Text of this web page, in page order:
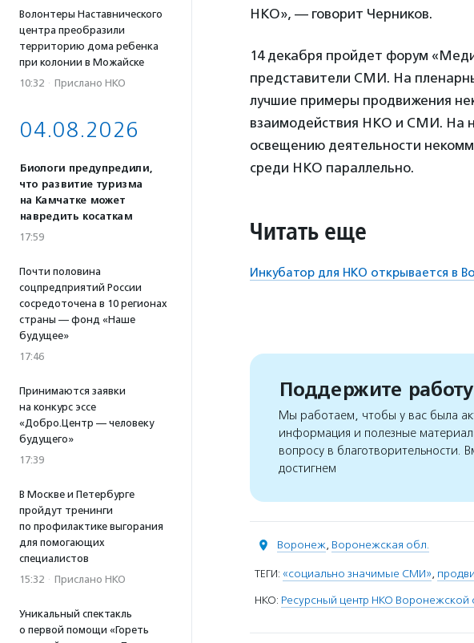
Волонтеры Наставнического
центра преобразили
территорию дома ребенка
при колонии в Можайске
10:32 · Прислано НКО
04.08.2026
Биологи предупредили,
что развитие туризма
на Камчатке может
навредить косаткам
17:59
Почти половина
соцпредприятий России
сосредоточена в 10 регионах
страны — фонд «Наше
будущее»
17:46
Принимаются заявки
на конкурс эссе
«Добро.Центр — человеку
будущего»
17:39
В Москве и Петербурге
пройдут тренинги
по профилактике выгорания
для помогающих
специалистов
15:32 · Прислано НКО
Уникальный спектакль
о первой помощи «Гореть
НКО», — говорит Черников.
14 декабря пройдет форум
представители СМИ. На
лучшие примеры продвижения
взаимодействия НКО и СМИ. На
освещению деятельности
среди НКО параллельно.
Читать еще
Инкубатор для НКО открывается в
Поддержите
Мы работаем, чтобы у вас была
информация и полезные
вопросу в благотворительности.
достигнем
Воронеж, Воронежская обл.
ТЕГИ: «социально значимые СМИ»,
НКО: Ресурсный центр НКО Воронежской